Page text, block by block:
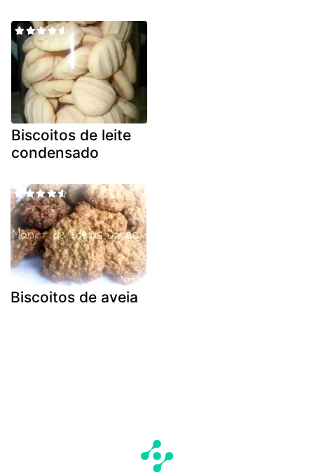
Biscoitos de leite
condensado
Biscoitos de aveia